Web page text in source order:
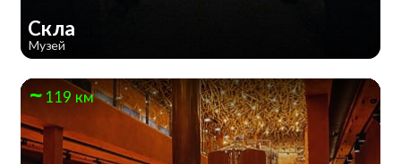
Скла
Музей
119 км